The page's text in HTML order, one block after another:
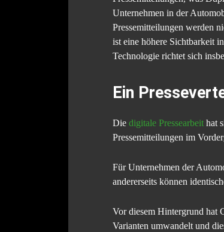
Unternehmen in der
Pressemitteilungen werden
ist eine höhere Sichtbarkeit
Technologie richtet sich
Ein
Die digitale Pressearbeit hat
Pressemitteilungen im
Für Unternehmen der
andererseits können
Vor diesem Hintergrund hat
Varianten umwandelt und